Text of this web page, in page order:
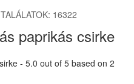
TALÁLATOK: 16322
paprikás csirke
- 5.0 out of 5 based on 2